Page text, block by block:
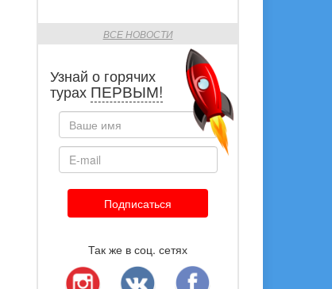
ВСЕ НОВОСТИ
Узнай о горячих
турах ПЕРВЫМ!
Подписаться
Так же в соц. сетях